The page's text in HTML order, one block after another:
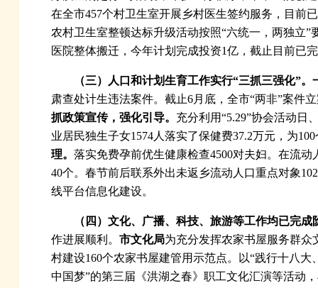
在全市457个村卫生室开展乡村医生签约服务，目前
农村卫生室整顿达标升级活动按照“六统一，两独立”
医院整体搬迁，今年计划完成投资1亿，截止目前已
（三）人口和计划生育工作实行“三抓三强化”。
肃查处计生违法案件。截止6月底，全市“两非”案件
抓政策宣传，强化引导。 充分利用“5.29”协会活动日
业居民独生子女1574人落实了保健费37.2万元，为
理。 落实免费孕前优生健康检查4500对夫妇。在流
40个。春节前后联系外出未返乡流动人口重点对象
线平台信息化建设。
（四）文化、广播、科技、旅游等工作均已完成
作进展顺利。 市文化局为充分发挥农家书屋服务群众
村建设160个农家书屋建管用示范点。以“践行十八
中国梦”的第三届《洪湖之春》职工文化汇演等活动